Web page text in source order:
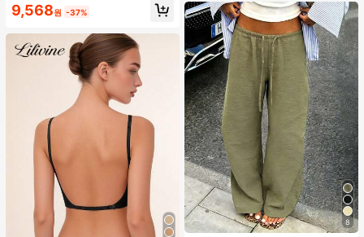
토 오픈토 슬립온 하이힐, 힐 높이 5c
m, 실내외 겸용, 귀엽고 고급스러운 데
일리.파티.볼.휴가.홈.캠퍼스.모임.오
피스용, 2026 봄/여름 신상 (약간 크게
나옴)
9,568원 -37%
어/휴가/컨트리 콘서트/직장/단정한/
국경일 새해 파티 외출 시크/베이직/
졸업/할로윈/로우 라이즈 배기 와이드
레그 진
8